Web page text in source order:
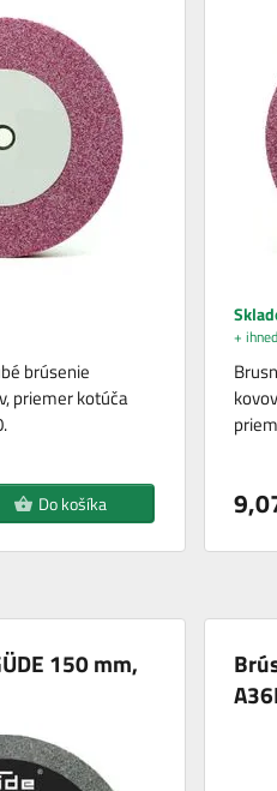
brúsenie
priemer kotúča
Do košíka
+
150 mm,